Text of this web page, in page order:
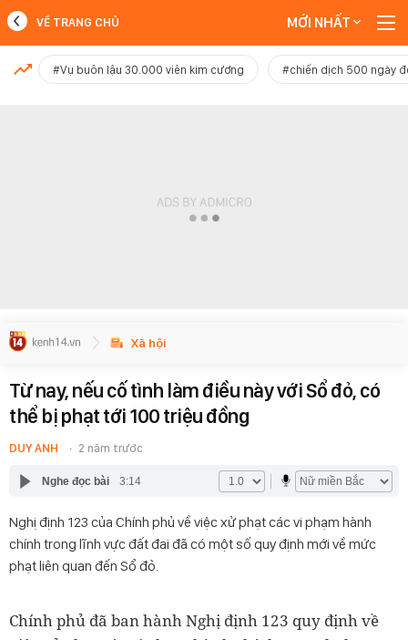
MỚI NHẤT
VỀ TRANG CHỦ MỚI NHẤT
#Vụ buôn lậu 30.000 viên kim cương #chiến dịch 500 ngày
Xã hội
Từ nay, nếu cố tình làm điều này với Sổ đỏ, có
thể bị phạt tới 100 triệu đồng
DUY ANH 2 năm trước
Nghe đọc bài 3:14
Nghị định 123 của Chính phủ về việc xử phạt các vi phạm hành
chính trong lĩnh vực đất đai đã có một số quy định mới về mức
phạt liên quan đến Sổ đỏ.
Chính phủ đã ban hành Nghị định 123 quy định về